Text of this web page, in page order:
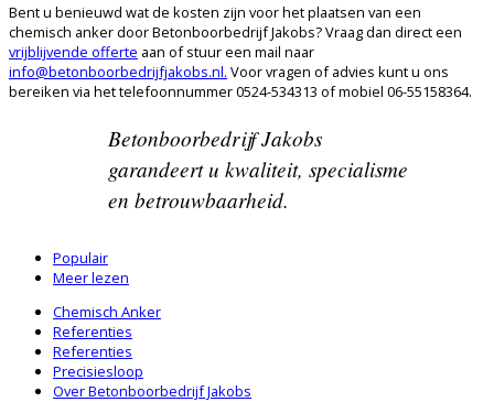
Bent u benieuwd wat de kosten zijn voor het plaatsen van een
chemisch anker door Betonboorbedrijf Jakobs? Vraag dan direct een
vrijblijvende offerte aan of stuur een mail naar
info@betonboorbedrijfjakobs.nl. Voor vragen of advies kunt u ons
bereiken via het telefoonnummer 0524-534313 of mobiel 06-55158364.
Betonboorbedrijf Jakobs
garandeert u kwaliteit, specialisme
en betrouwbaarheid.
Populair
Meer lezen
Chemisch Anker
Referenties
Referenties
Precisiesloop
Over Betonboorbedrijf Jakobs